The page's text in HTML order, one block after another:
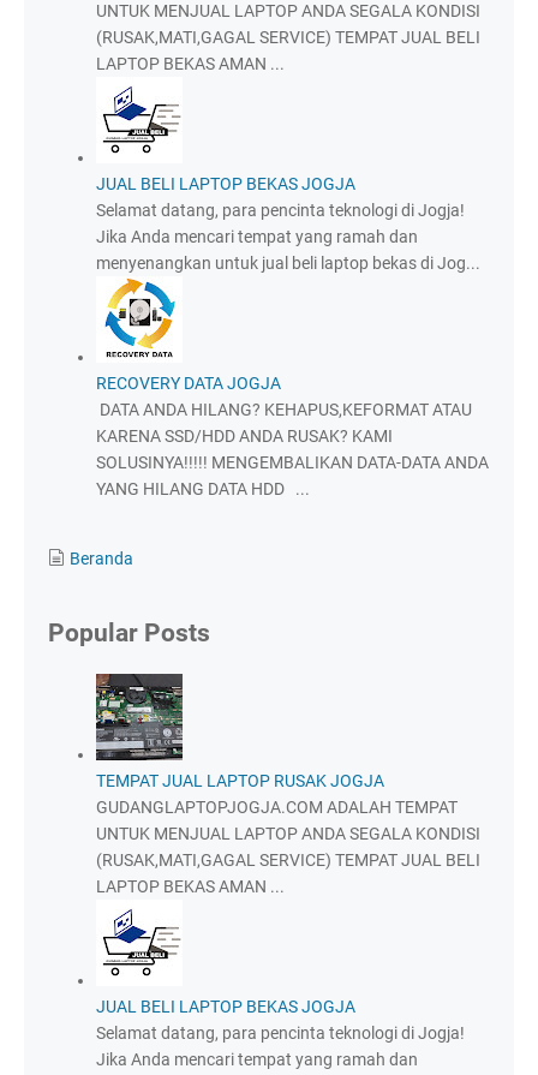
UNTUK MENJUAL LAPTOP ANDA SEGALA KONDISI
(RUSAK,MATI,GAGAL SERVICE) TEMPAT JUAL BELI
LAPTOP BEKAS AMAN ...
JUAL BELI LAPTOP BEKAS JOGJA
Selamat datang, para pencinta teknologi di Jogja!
Jika Anda mencari tempat yang ramah dan
menyenangkan untuk jual beli laptop bekas di Jog...
RECOVERY DATA JOGJA
DATA ANDA HILANG? KEHAPUS,KEFORMAT ATAU
KARENA SSD/HDD ANDA RUSAK? KAMI
SOLUSINYA!!!!! MENGEMBALIKAN DATA-DATA ANDA
YANG HILANG DATA HDD ...
Beranda
Popular Posts
TEMPAT JUAL LAPTOP RUSAK JOGJA
GUDANGLAPTOPJOGJA.COM ADALAH TEMPAT
UNTUK MENJUAL LAPTOP ANDA SEGALA KONDISI
(RUSAK,MATI,GAGAL SERVICE) TEMPAT JUAL BELI
LAPTOP BEKAS AMAN ...
JUAL BELI LAPTOP BEKAS JOGJA
Selamat datang, para pencinta teknologi di Jogja!
Jika Anda mencari tempat yang ramah dan